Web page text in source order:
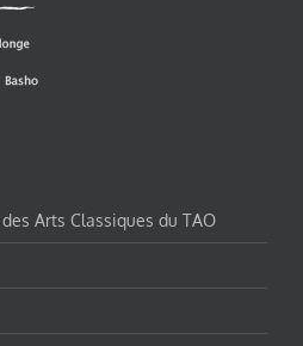
Arts Classiques du TAO